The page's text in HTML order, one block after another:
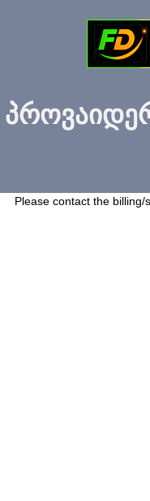
Please contact the